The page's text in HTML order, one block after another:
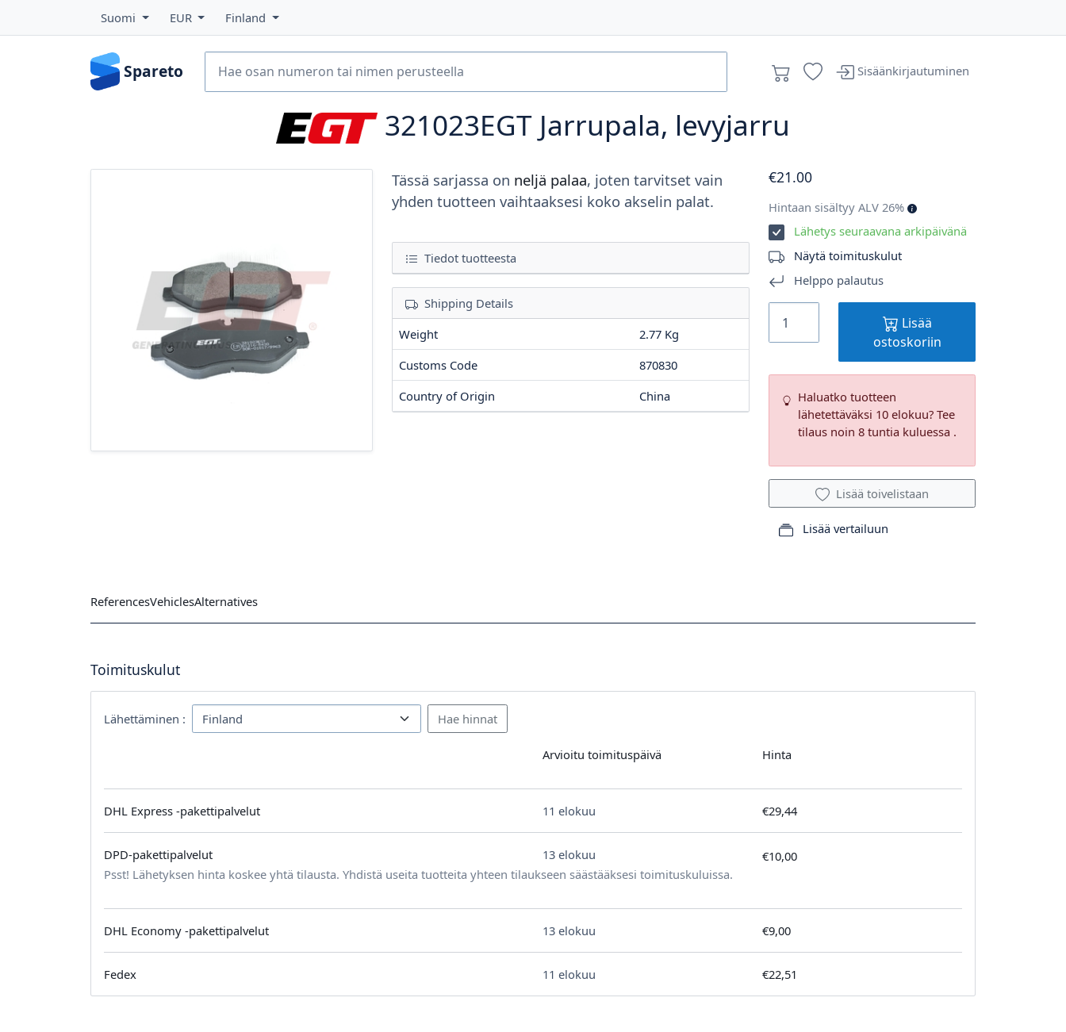
Suomi EUR Finland
Spareto Sisäänkirjautuminen
321023EGT Jarrupala, levyjarru
Tässä sarjassa on neljä palaa, joten tarvitset vain
yhden tuotteen vaihtaaksesi koko akselin palat.
Tiedot tuotteesta
Shipping Details
Weight
2.77 Kg
Customs Code
870830
Country of Origin
China
€21.00
Hintaan sisältyy ALV 26%
Lähetys seuraavana arkipäivänä
Näytä toimituskulut
Helppo palautus
Lisää
ostoskoriin
Haluatko tuotteen
lähetettäväksi 10 elokuu? Tee
tilaus noin 8 tuntia kuluessa .
Lisää toivelistaan
Lisää vertailuun
ReferencesVehiclesAlternatives
Toimituskulut
Lähettäminen :
Arvioitu toimituspäivä Hinta
DHL Express -pakettipalvelut 11 elokuu €29,44
DPD-pakettipalvelut 13 elokuu €10,00
Psst! Lähetyksen hinta koskee yhtä tilausta. Yhdistä useita tuotteita yhteen tilaukseen säästääksesi toimituskuluissa.
DHL Economy -pakettipalvelut 13 elokuu €9,00
Fedex 11 elokuu €22,51